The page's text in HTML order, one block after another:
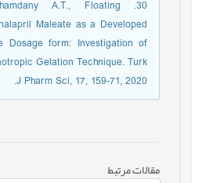
A.T., Floating
Maleate as a Developed
Dosage form: Investigation of
Gelation Technique. Turk
J Pharm Sci, 17, 159-71, 2020.
مقالات مرتبط